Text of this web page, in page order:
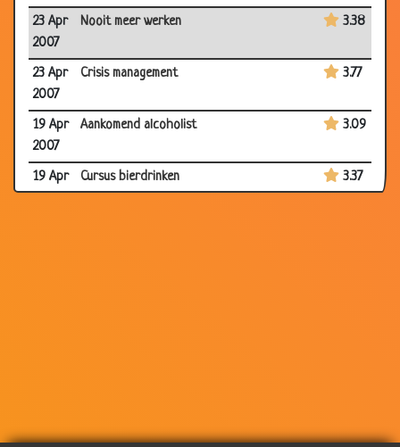
23 Apr
2007
Nooit meer werken 3.38
23 Apr
2007
Crisis management 3.77
19 Apr
2007
Aankomend alcoholist 3.09
19 Apr
Cursus bierdrinken 3.37
19 Apr Wat klopt hier niet? 2.35